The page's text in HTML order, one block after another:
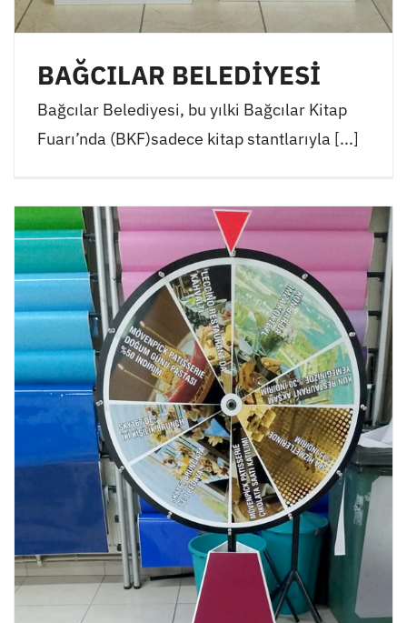
BAĞCILAR BELEDİYESİ
Bağcılar Belediyesi, bu yılki Bağcılar Kitap
Fuarı’nda (BKF)sadece kitap stantlarıyla [...]